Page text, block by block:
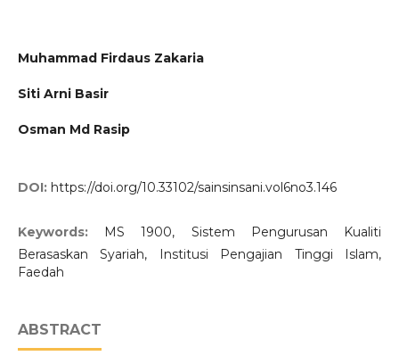
Muhammad Firdaus Zakaria
Siti Arni Basir
Osman Md Rasip
DOI: https://doi.org/10.33102/sainsinsani.vol6no3.146
Keywords:
MS 1900, Sistem Pengurusan Kualiti
Berasaskan Syariah, Institusi Pengajian Tinggi Islam,
Faedah
ABSTRACT